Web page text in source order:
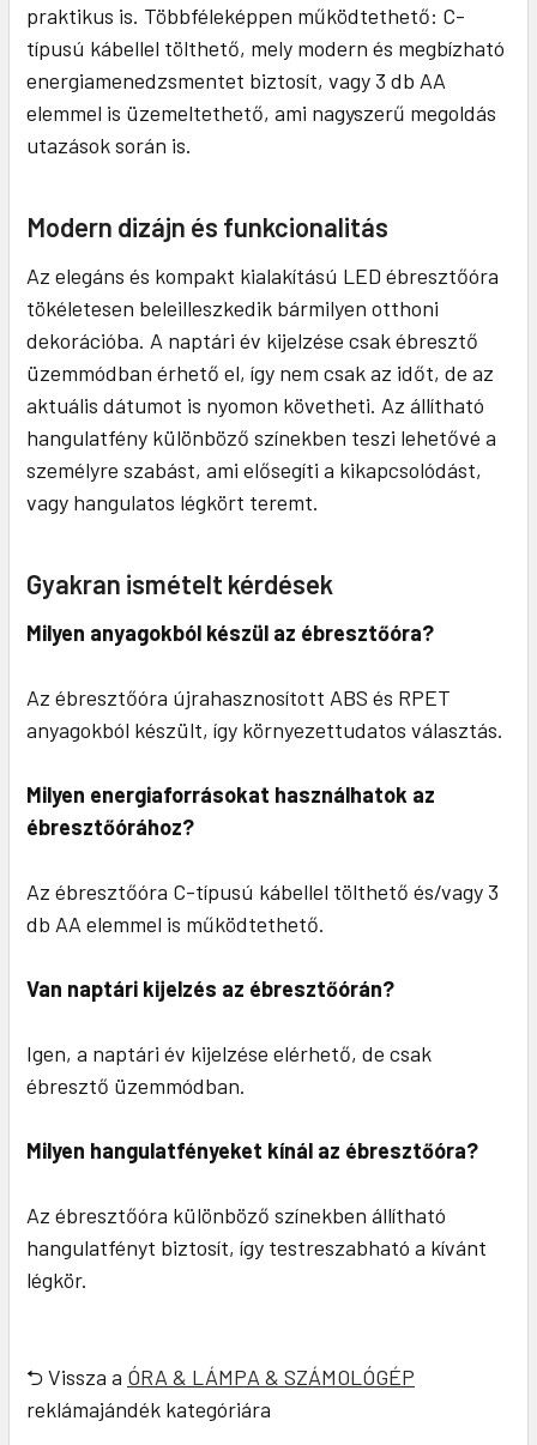
praktikus is. Többféleképpen működtethető: C-
típusú kábellel tölthető, mely modern és megbízható
energiamenedzsmentet biztosít, vagy 3 db AA
elemmel is üzemeltethető, ami nagyszerű megoldás
utazások során is.
Modern dizájn és funkcionalitás
Az elegáns és kompakt kialakítású LED ébresztőóra
tökéletesen beleilleszkedik bármilyen otthoni
dekorációba. A naptári év kijelzése csak ébresztő
üzemmódban érhető el, így nem csak az időt, de az
aktuális dátumot is nyomon követheti. Az állítható
hangulatfény különböző színekben teszi lehetővé a
személyre szabást, ami elősegíti a kikapcsolódást,
vagy hangulatos légkört teremt.
Gyakran ismételt kérdések
Milyen anyagokból készül az ébresztőóra?
Az ébresztőóra újrahasznosított ABS és RPET
anyagokból készült, így környezettudatos választás.
Milyen energiaforrásokat használhatok az
ébresztőórához?
Az ébresztőóra C-típusú kábellel tölthető és/vagy 3
db AA elemmel is működtethető.
Van naptári kijelzés az ébresztőórán?
Igen, a naptári év kijelzése elérhető, de csak
ébresztő üzemmódban.
Milyen hangulatfényeket kínál az ébresztőóra?
Az ébresztőóra különböző színekben állítható
hangulatfényt biztosít, így testreszabható a kívánt
légkör.
⮌ Vissza a ÓRA & LÁMPA & SZÁMOLÓGÉP
reklámajándék kategóriára